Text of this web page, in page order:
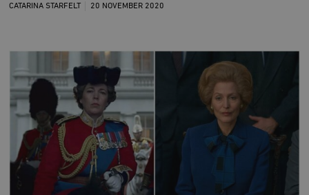
CATARINA STARFELT 20 NOVEMBER 2020